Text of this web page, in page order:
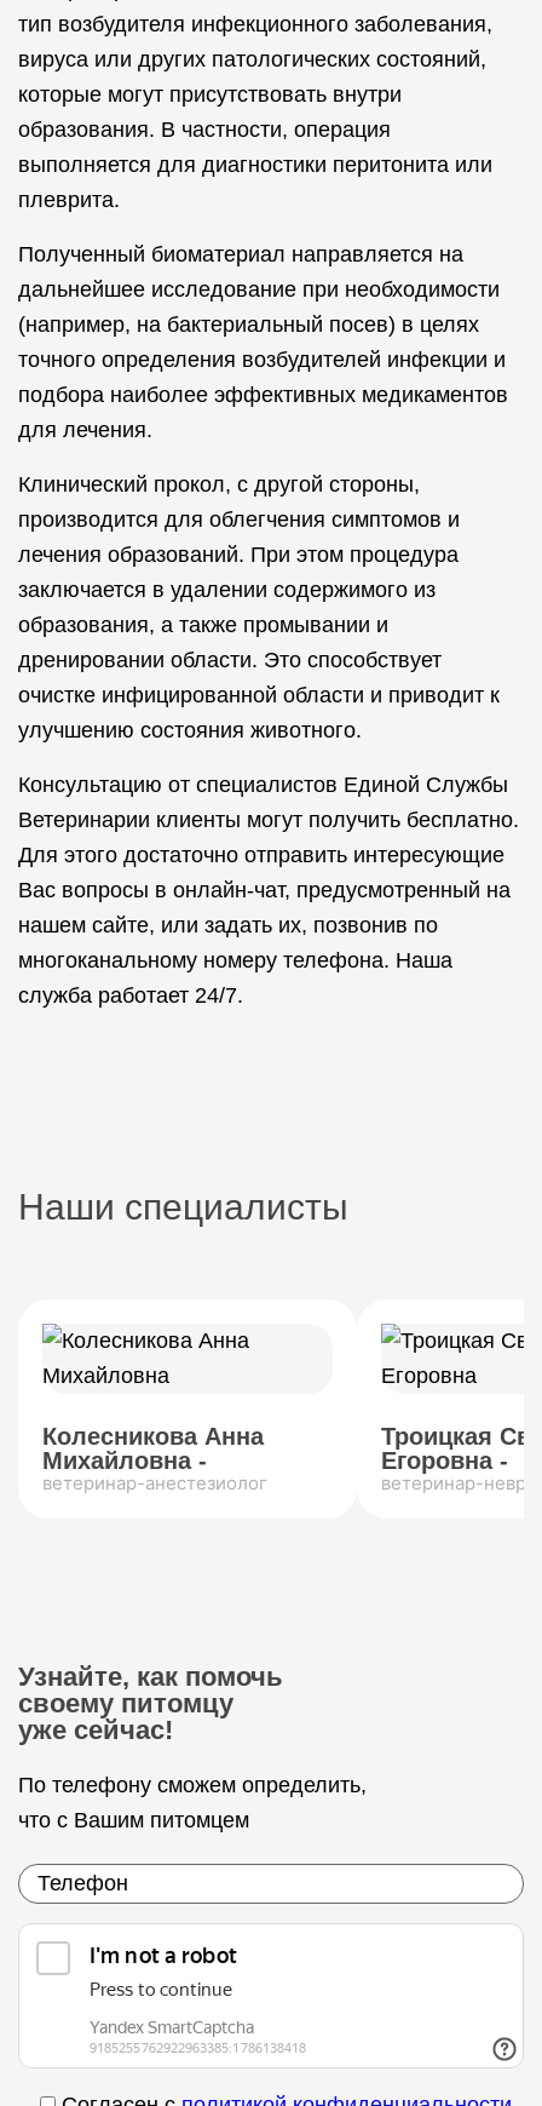
тип возбудителя инфекционного заболевания,
вируса или других патологических состояний,
которые могут присутствовать внутри
образования. В частности, операция
выполняется для диагностики перитонита или
плеврита.
Полученный биоматериал направляется на
дальнейшее исследование при необходимости
(например, на бактериальный посев) в целях
точного определения возбудителей инфекции и
подбора наиболее эффективных медикаментов
для лечения.
Клинический прокол, с другой стороны,
производится для облегчения симптомов и
лечения образований. При этом процедура
заключается в удалении содержимого из
образования, а также промывании и
дренировании области. Это способствует
очистке инфицированной области и приводит к
улучшению состояния животного.
Консультацию от специалистов Единой Службы
Ветеринарии клиенты могут получить бесплатно.
Для этого достаточно отправить интересующие
Вас вопросы в онлайн-чат, предусмотренный на
нашем сайте, или задать их, позвонив по
многоканальному номеру телефона. Наша
служба работает 24/7.
Наши специалисты
Колесникова Анна
Михайловна -
ветеринар-анестезиолог
Троицкая
Егоровна -
ветеринар-
Узнайте, как помочь
своему питомцу
уже сейчас!
По телефону сможем определить,
что с Вашим питомцем